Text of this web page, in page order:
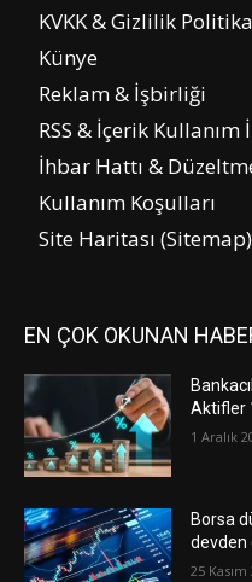
KVKK & Gizlilik
Künye
Reklam & İşbirliği
RSS & İçerik Kullanım
İhbar Hattı &
Kullanım Koşulları
Site Haritası (Sitemap)
EN ÇOK OKUNAN
Aktifler
1 Aralık
Borsa
devden
25 Kasım